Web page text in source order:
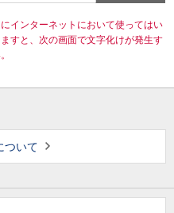
インターネットにおいて使ってはい
すと、次の画面で文字化けが発生す
ついて